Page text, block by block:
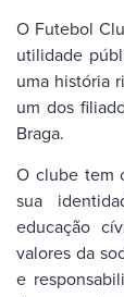
O Futebol
utilidade
uma história
um dos
Braga.
O clube tem
sua
educação
valores da
e